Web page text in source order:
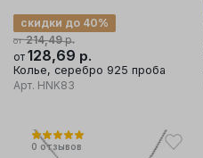
от 214,49р.
скидки до 40%
от 128,69 р.
Колье, серебро 925 проба
Арт. HNK83
0 отзывов